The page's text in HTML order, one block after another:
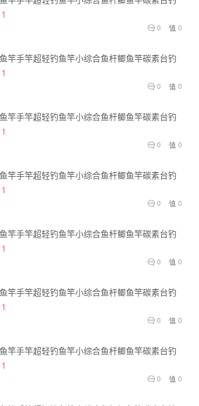
0
0
竿手竿超轻钓鱼竿小综合鱼杆鲫鱼竿碳素台钓
0
0
竿手竿超轻钓鱼竿小综合鱼杆鲫鱼竿碳素台钓
0
0
竿手竿超轻钓鱼竿小综合鱼杆鲫鱼竿碳素台钓
0
0
竿手竿超轻钓鱼竿小综合鱼杆鲫鱼竿碳素台钓
0
0
竿手竿超轻钓鱼竿小综合鱼杆鲫鱼竿碳素台钓
0
0
竿手竿超轻钓鱼竿小综合鱼杆鲫鱼竿碳素台钓
0
0